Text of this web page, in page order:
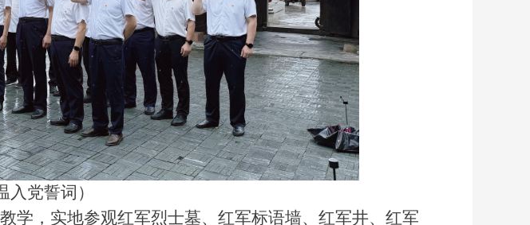
入党誓词）
，实地参观红军烈士墓、红军标语墙、红军井、红军